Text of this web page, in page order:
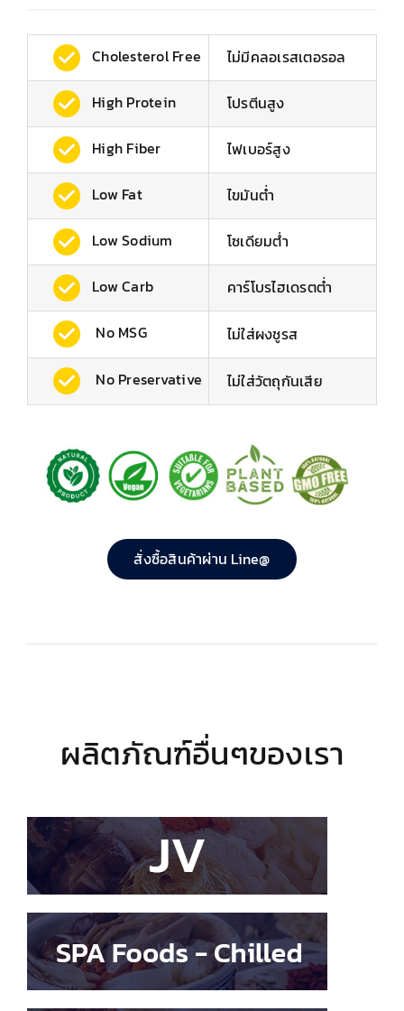
Cholesterol Free ไม่มีคลอเรสเตอรอล
High Protein โปรตีนสูง
High Fiber ไฟเบอร์สูง
Low Fat ไขมันต่ำ
Low Sodium โซเดียมต่ํา
Low Carb คาร์โบรไฮเดรตต่ำ
No MSG ไม่ใส่ผงชูรส
No Preservative ไม่ใส่วัตถุกันเสีย
สั่งซื้อสินค้าผ่าน Line@
ผลิตภัณฑ์อื่นๆของเรา